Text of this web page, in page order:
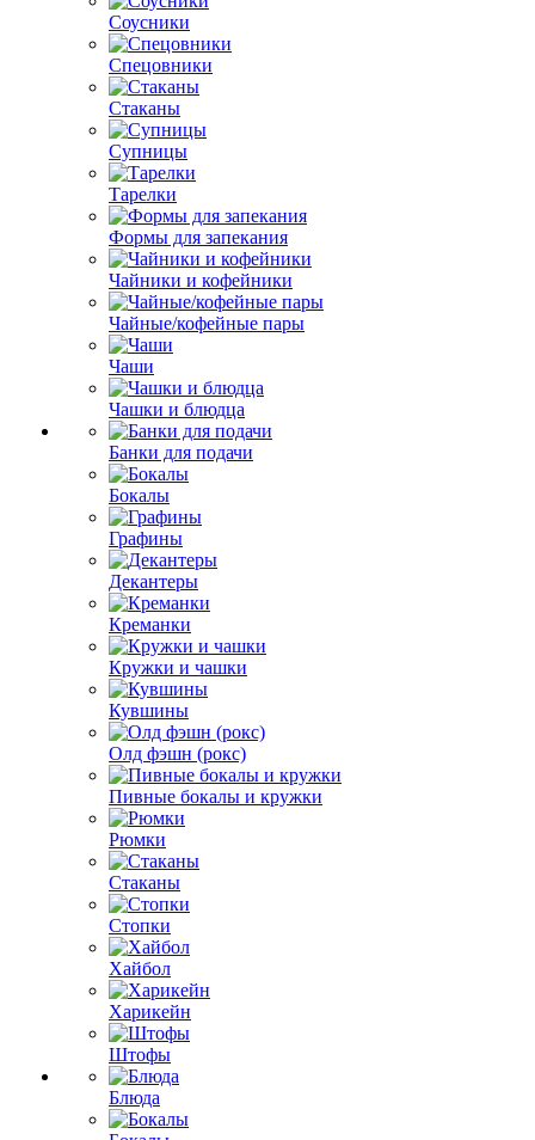
Соусники
Спецовники
Стаканы
Супницы
Тарелки
Формы для запекания
Чайники и кофейники
Чайные/кофейные пары
Чаши
Чашки и блюдца
Банки для подачи
Бокалы
Графины
Декантеры
Креманки
Кружки и чашки
Кувшины
Олд фэшн (рокс)
Пивные бокалы и кружки
Рюмки
Стаканы
Стопки
Хайбол
Харикейн
Штофы
Блюда